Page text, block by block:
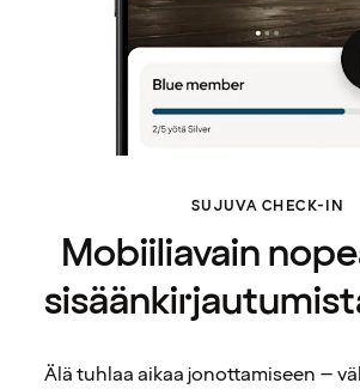
SUJUVA CHECK-IN
Mobiiliavain
Älä tuhlaa aikaa jonottamiseen –